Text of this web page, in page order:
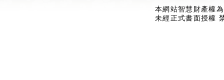
本網站智慧財產權
未經正式書面授權